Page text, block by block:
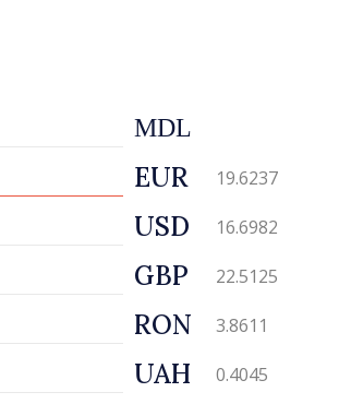
MDL
EUR 19.6237
USD 16.6982
GBP 22.5125
RON 3.8611
UAH 0.4045